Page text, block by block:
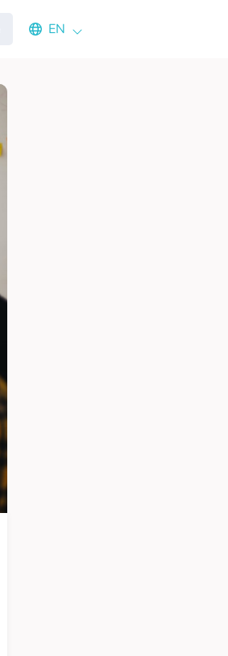
Select an available language
EN